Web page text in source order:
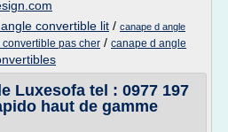
convertible lit / canape d angle
pas cher / canape d angle
Luxesofa tel : 0977 197
haut de gamme